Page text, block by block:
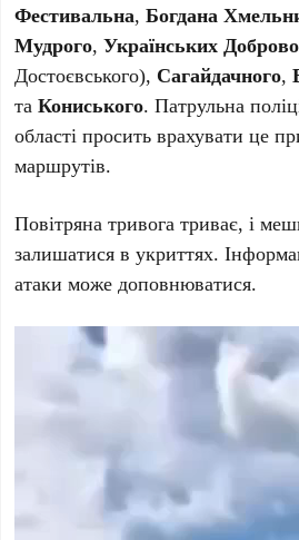
Фестивальна,Богдана
Мудрого,Українських
Достоєвського), Сагайдачного,
таКониського. Патрульна
області просить врахувати це
маршрутів.
Повітряна тривога триває, і
залишатися в укриттях.
атаки може доповнюватися.